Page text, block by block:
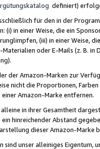
definiert)
für den in der
in einer Weise, die ein
(iii) in einer Weise,
oder E-Mails (z. B. in
der Amazon-Marken zur
nicht die Proportionen,
Amazon-Marke entfernen.
in ihrer Gesamtheit
hinreichender Abstand
dieser Amazon-Marke
sind unser alleiniges